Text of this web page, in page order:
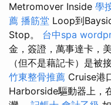
Metromover Inside 學
薦 播筋堂 Loop到
Stop。 台中spa
金，簽證，萬事達卡，
（但不是藉記卡）是
竹東整骨推薦 Cruise港
Harborside驅動器上，